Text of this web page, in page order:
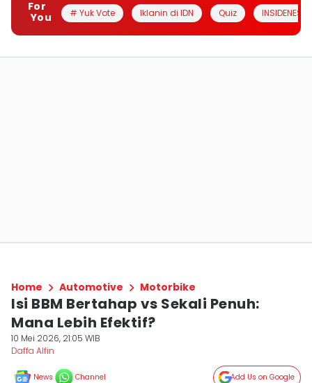
For
You
# Yuk Vote Iklanin di IDN Quiz INSIDENESIA
Home Automotive Motorbike
Isi BBM Bertahap vs Sekali Penuh:
Mana Lebih Efektif?
10 Mei 2026, 21:05 WIB
Daffa Alfin
News Channel Add Us on Google